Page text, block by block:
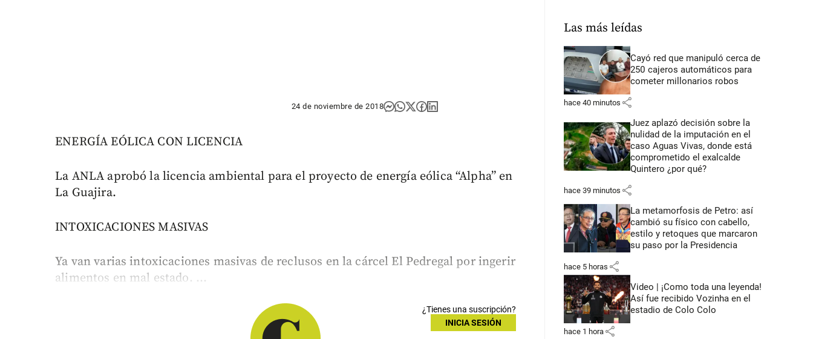
24 de noviembre de 2018
ENERGÍA EÓLICA CON LICENCIA
La ANLA aprobó la licencia ambiental para el proyecto de energía eólica “Alpha” en
La Guajira.
INTOXICACIONES MASIVAS
Ya van varias intoxicaciones masivas de reclusos en la cárcel El Pedregal por ingerir
alimentos en mal estado. ...
¿Tienes una suscripción?
INICIA SESIÓN
Las más leídas
Cayó red que manipuló cerca de
250 cajeros automáticos para
cometer millonarios robos
hace 40 minutos share
Juez aplazó decisión sobre la
nulidad de la imputación en el
caso Aguas Vivas, donde está
comprometido el exalcalde
Quintero ¿por qué?
hace 39 minutos share
La metamorfosis de Petro: así
cambió su físico con cabello,
estilo y retoques que marcaron
su paso por la Presidencia
hace 5 horas share
Video | ¡Como toda una leyenda!
Así fue recibido Vozinha en el
estadio de Colo Colo
hace 1 hora share